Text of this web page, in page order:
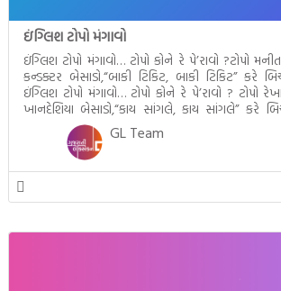
ઇંગ્લિશ ટોપો મંગાવો
ઇંગ્લિશ ટોપો મંગાવો… ટોપો કોને રે પે’રાવો ?ટોપો
કન્ડક્ટર બેસાડો,“બાકી ટિકિટ, બાકી ટિકિટ” કરે
ઇંગ્લિશ ટોપો મંગાવો… ટોપો કોને રે પે’રાવો ? ટોપો
ખાનદેશિયા બેસાડો,“કાય સાંગલે, કાય સાંગલે” કરે
ઇંગ્લિશ ટોપો મંગાવો… ટોપો કોને રે પે’રાવો ? ટોપો
બાવા બેસાડો,“રાધેશ્યામ, […]
GL Team